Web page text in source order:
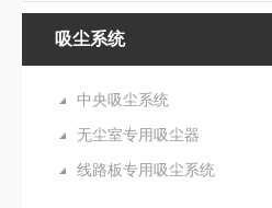
吸尘系统
中央吸尘系统
无尘室专用吸尘器
线路板专用吸尘系统